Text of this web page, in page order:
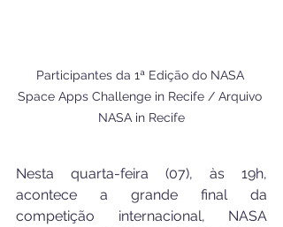
Participantes da 1ª Edição do NASA
Space Apps Challenge in Recife / Arquivo
NASA in Recife
Nesta quarta-feira (07), às 19h,
acontece a grande final da